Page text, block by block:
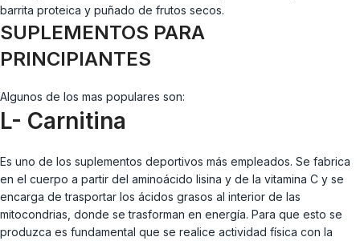
barrita proteica y puñado de frutos secos.
SUPLEMENTOS PARA
PRINCIPIANTES
Algunos de los mas populares son:
L- Carnitina
Es uno de los suplementos deportivos más empleados. Se fabrica
en el cuerpo a partir del aminoácido lisina y de la vitamina C y se
encarga de trasportar los ácidos grasos al interior de las
mitocondrias, donde se trasforman en energía. Para que esto se
produzca es fundamental que se realice actividad física con la